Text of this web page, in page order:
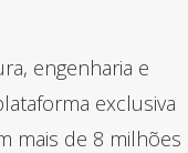
engenharia e
exclusiva
mais de 8 milhões